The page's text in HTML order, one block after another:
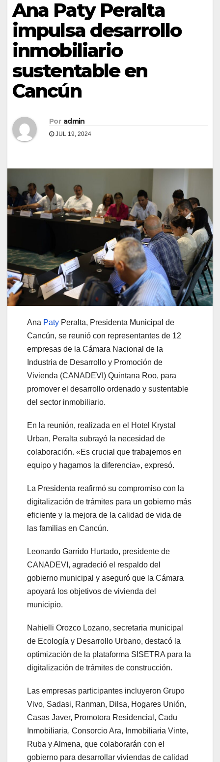
Ana Paty Peralta
impulsa desarrollo
inmobiliario
sustentable en
Cancún
Por admin
JUL 19, 2024
Ana Paty Peralta, Presidenta Municipal de
Cancún, se reunió con representantes de 12
empresas de la Cámara Nacional de la
Industria de Desarrollo y Promoción de
Vivienda (CANADEVI) Quintana Roo, para
promover el desarrollo ordenado y sustentable
del sector inmobiliario.
En la reunión, realizada en el Hotel Krystal
Urban, Peralta subrayó la necesidad de
colaboración. «Es crucial que trabajemos en
equipo y hagamos la diferencia», expresó.
La Presidenta reafirmó su compromiso con la
digitalización de trámites para un gobierno más
eficiente y la mejora de la calidad de vida de
las familias en Cancún.
Leonardo Garrido Hurtado, presidente de
CANADEVI, agradeció el respaldo del
gobierno municipal y aseguró que la Cámara
apoyará los objetivos de vivienda del
municipio.
Nahielli Orozco Lozano, secretaria municipal
de Ecología y Desarrollo Urbano, destacó la
optimización de la plataforma SISETRA para la
digitalización de trámites de construcción.
Las empresas participantes incluyeron Grupo
Vivo, Sadasi, Ranman, Dilsa, Hogares Unión,
Casas Javer, Promotora Residencial, Cadu
Inmobiliaria, Consorcio Ara, Inmobiliaria Vinte,
Ruba y Almena, que colaborarán con el
gobierno para desarrollar viviendas de calidad